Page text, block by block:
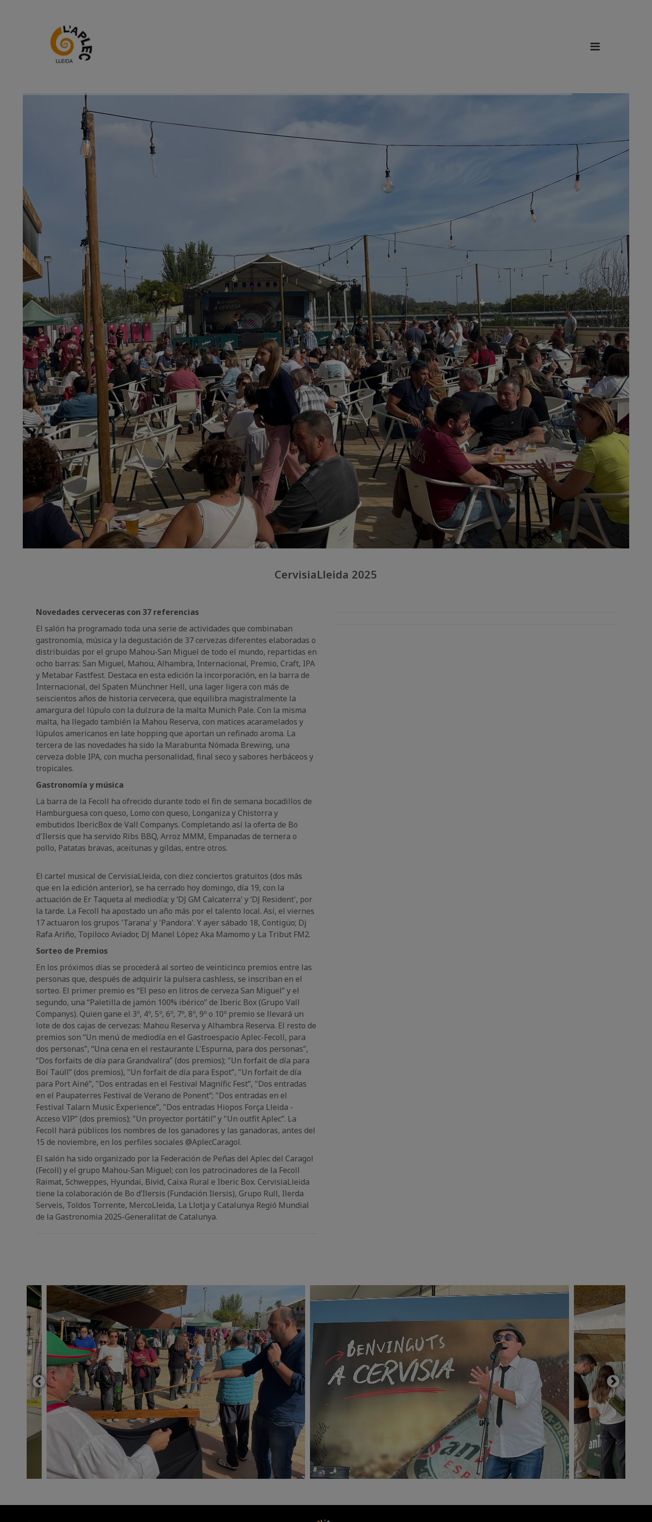
CervisiaLleida 2025
Novedades cerveceras con 37 referencias
El salón ha programado toda una serie de actividades que combinaban
gastronomía, música y la degustación de 37 cervezas diferentes elaboradas o
distribuidas por el grupo Mahou-San Miguel de todo el mundo, repartidas en
ocho barras: San Miguel, Mahou, Alhambra, Internacional, Premio, Craft, IPA
y Metabar Fastfest. Destaca en esta edición la incorporación, en la barra de
Internacional, del Spaten Münchner Hell, una lager ligera con más de
seiscientos años de historia cervecera, que equilibra magistralmente la
amargura del lúpulo con la dulzura de la malta Munich Pale. Con la misma
malta, ha llegado también la Mahou Reserva, con matices acaramelados y
lúpulos americanos en late hopping que aportan un refinado aroma. La
tercera de las novedades ha sido la Marabunta Nómada Brewing, una
cerveza doble IPA, con mucha personalidad, final seco y sabores herbáceos y
tropicales.
Gastronomía y música
La barra de la Fecoll ha ofrecido durante todo el fin de semana bocadillos de
Hamburguesa con queso, Lomo con queso, Longaniza y Chistorra y
embutidos IbericBox de Vall Companys. Completando así la oferta de Bo
d'Ilersis que ha servido Ribs BBQ, Arroz MMM, Empanadas de ternera o
pollo, Patatas bravas, aceitunas y gildas, entre otros.
El cartel musical de CervisiaLleida, con diez conciertos gratuitos (dos más
que en la edición anterior), se ha cerrado hoy domingo, día 19, con la
actuación de Er Taqueta al mediodía; y ‘DJ GM Calcaterra' y ‘DJ Resident', por
la tarde. La Fecoll ha apostado un año más por el talento local. Así, el viernes
17 actuaron los grupos 'Tarana' y 'Pandora'. Y ayer sábado 18, Contigüo; Dj
Rafa Ariño, Topiloco Aviador, DJ Manel López Aka Mamomo y La Tribut FM2.
Sorteo de Premios
En los próximos días se procederá al sorteo de veinticinco premios entre las
personas que, después de adquirir la pulsera cashless, se inscriban en el
sorteo. El primer premio es “El peso en litros de cerveza San Miguel” y el
segundo, una “Paletilla de jamón 100% ibérico” de Iberic Box (Grupo Vall
Companys). Quien gane el 3º, 4º, 5º, 6º, 7º, 8º, 9º o 10º premio se llevará un
lote de dos cajas de cervezas: Mahou Reserva y Alhambra Reserva. El resto de
premios son “Un menú de mediodía en el Gastroespacio Aplec-Fecoll, para
dos personas”, “Una cena en el restaurante L'Espurna, para dos personas”,
“Dos forfaits de día para Grandvalira” (dos premios); "Un forfait de día para
Boí Taüll” (dos premios), "Un forfait de día para Espot”, "Un forfait de día
para Port Ainé”, "Dos entradas en el Festival Magnífic Fest”, "Dos entradas
en el Paupaterres Festival de Verano de Ponent”; "Dos entradas en el
Festival Talarn Music Experience”, "Dos entradas Hiopos Força Lleida -
Acceso VIP” (dos premios); "Un proyector portátil” y "Un outfit Aplec”. La
Fecoll hará públicos los nombres de los ganadores y las ganadoras, antes del
15 de noviembre, en los perfiles sociales @AplecCaragol.
El salón ha sido organizado por la Federación de Peñas del Aplec del Caragol
(Fecoll) y el grupo Mahou-San Miguel; con los patrocinadores de la Fecoll
Raimat, Schweppes, Hyundai, Bivid, Caixa Rural e Iberic Box. CervisiaLleida
tiene la colaboración de Bo d’Ilersis (Fundación Ilersis), Grupo Rull, Ilerda
Serveis, Toldos Torrente, MercoLleida, La Llotja y Catalunya Regió Mundial
de la Gastronomia 2025-Generalitat de Catalunya.